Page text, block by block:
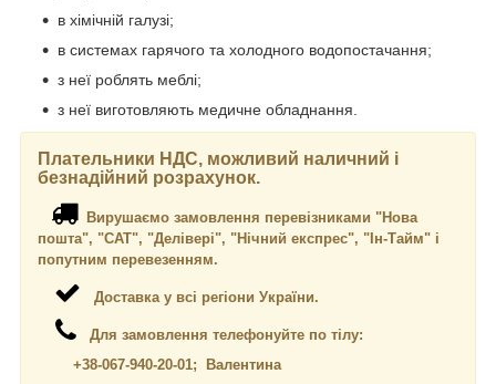
в хімічній галузі;
в системах гарячого та холодного водопостачання;
з неї роблять меблі;
з неї виготовляють медичне обладнання.
Плательники НДС, можливий наличний і
безнадійний розрахунок.
Вирушаємо замовлення перевізниками "Нова
пошта", "САТ", "Делівері", "Нічний експрес", "Ін-Тайм" і
попутним перевезенням.
Доставка у всі регіони України.
Для замовлення телефонуйте по тілу:
+38-067-940-20-01; Валентина